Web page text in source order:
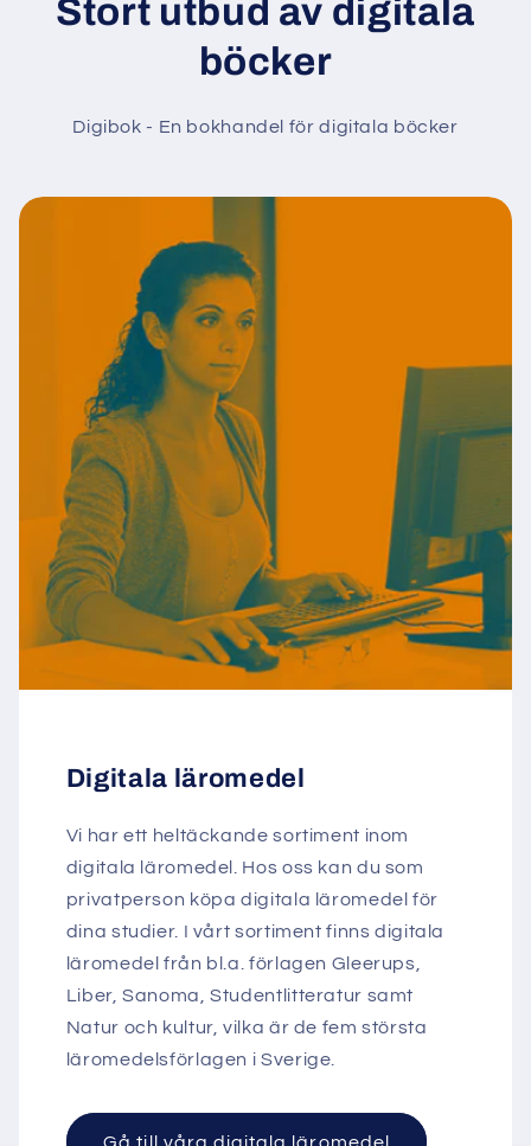
Stort utbud av digitala
böcker
Digibok - En bokhandel för digitala böcker
Digitala läromedel
Vi har ett heltäckande sortiment inom
digitala läromedel. Hos oss kan du som
privatperson köpa digitala läromedel för
dina studier. I vårt sortiment finns digitala
läromedel från bl.a. förlagen Gleerups,
Liber, Sanoma, Studentlitteratur samt
Natur och kultur, vilka är de fem största
läromedelsförlagen i Sverige.
Gå till våra digitala läromedel